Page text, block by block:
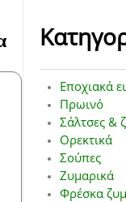
Εποχιακά
Πρωινό
Σάλτσες &
Ορεκτικά
Σούπες
Ζυμαρικά
Φρέσκα